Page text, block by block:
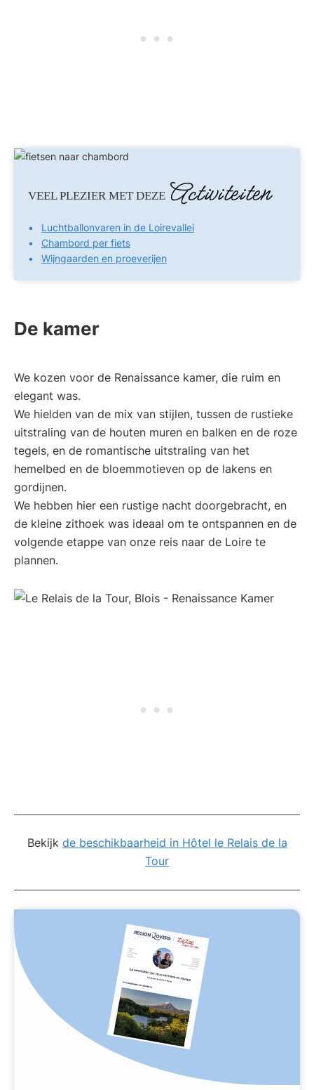
VEEL PLEZIER MET DEZE Activiteiten
Luchtballonvaren in de Loirevallei
Chambord per fiets
Wijngaarden en proeverijen
De kamer
We kozen voor de Renaissance kamer, die ruim en
elegant was.
We hielden van de mix van stijlen, tussen de rustieke
uitstraling van de houten muren en balken en de roze
tegels, en de romantische uitstraling van het
hemelbed en de bloemmotieven op de lakens en
gordijnen.
We hebben hier een rustige nacht doorgebracht, en
de kleine zithoek was ideaal om te ontspannen en de
volgende etappe van onze reis naar de Loire te
plannen.
Bekijk de beschikbaarheid in Hôtel le Relais de la
Tour